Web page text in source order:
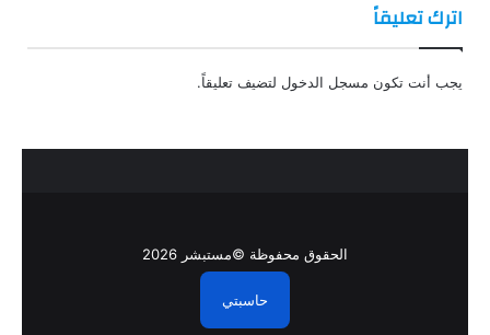
اترك تعليقاً
يجب أنت تكون مسجل الدخول لتضيف تعليقاً.
الحقوق محفوظة ©مستبشر 2026
حاسبتي